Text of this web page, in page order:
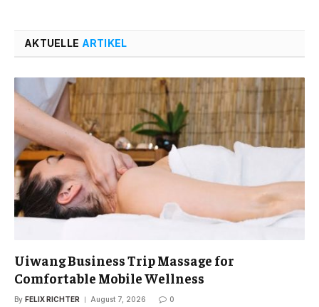
AKTUELLE ARTIKEL
Uiwang Business Trip Massage for
Comfortable Mobile Wellness
By FELIX RICHTER August 7, 2026 0